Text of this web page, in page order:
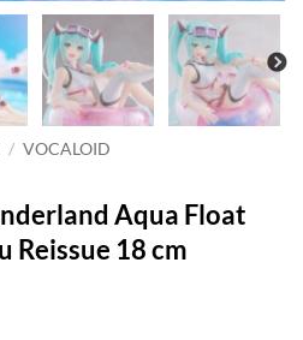
/ VOCALOID
Aqua Float
Reissue 18 cm